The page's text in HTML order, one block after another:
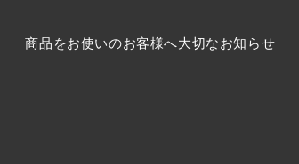
商品をお使いのお客様へ大切なお知らせ